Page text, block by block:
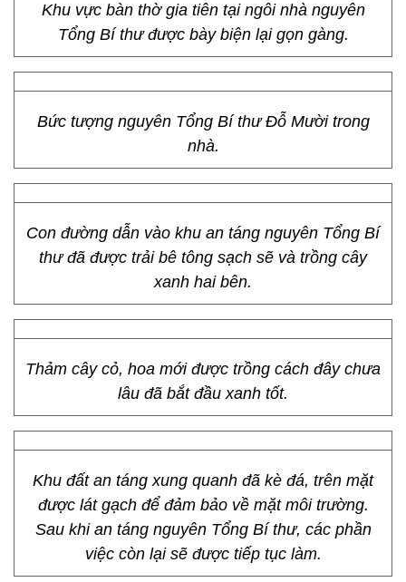
Khu vực bàn thờ gia tiên tại ngôi nhà nguyên
Tổng Bí thư được bày biện lại gọn gàng.
Bức tượng nguyên Tổng Bí thư Đỗ Mười trong
nhà.
Con đường dẫn vào khu an táng nguyên Tổng Bí
thư đã được trải bê tông sạch sẽ và trồng cây
xanh hai bên.
Thảm cây cỏ, hoa mới được trồng cách đây chưa
lâu đã bắt đầu xanh tốt.
Khu đất an táng xung quanh đã kè đá, trên mặt
được lát gạch để đảm bảo về mặt môi trường.
Sau khi an táng nguyên Tổng Bí thư, các phần
việc còn lại sẽ được tiếp tục làm.